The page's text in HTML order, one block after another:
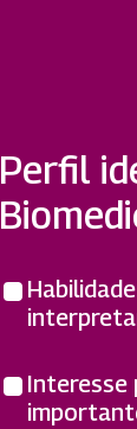
Perfil
Interesse